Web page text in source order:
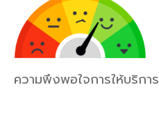
ความพึงพอใจการให้บริการ